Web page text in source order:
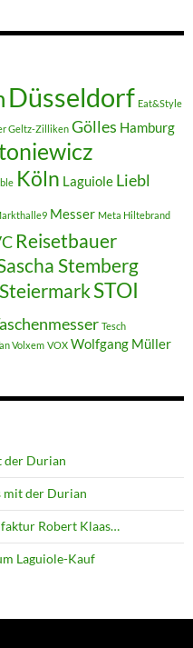
Düsseldorf Eat&Style
Geltz-Zilliken Gölles Hamburg
Köln Laguiole Liebl
Messer Meta Hiltebrand
Reisetbauer
Stemberg
SteiermarkSTOI
Tesch
Volxem VOX Wolfgang Müller
der Durian
mit der Durian
Robert Klaas…
Laguiole-Kauf